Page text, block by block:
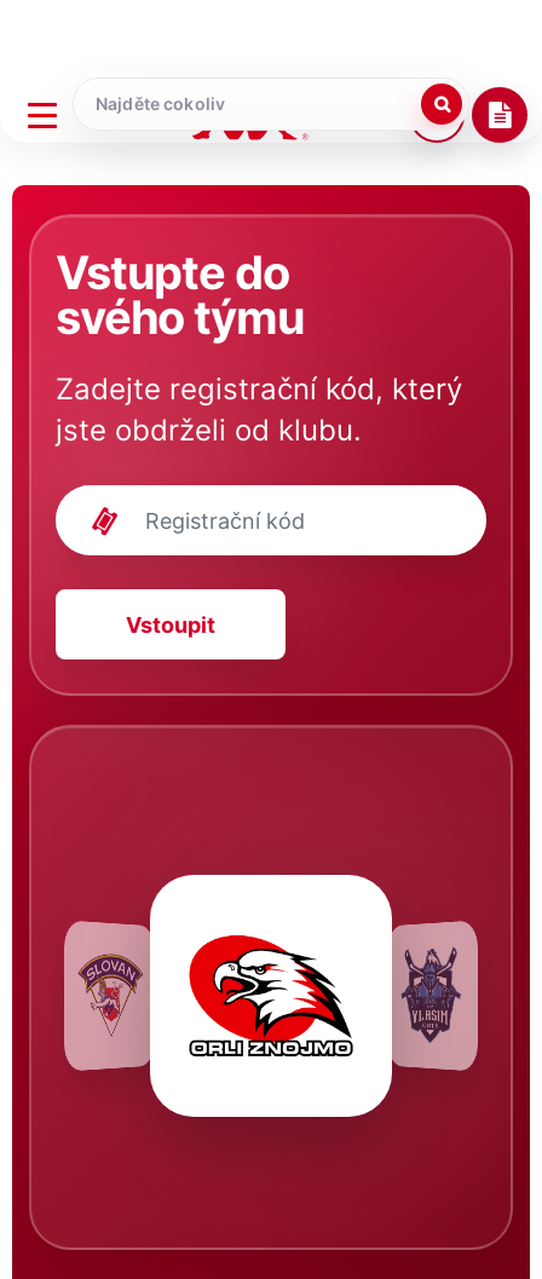
Vstupte do
svého týmu
Zadejte registrační kód, který
jste obdrželi od klubu.
Vstoupit